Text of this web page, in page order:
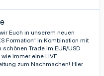
Euch in unserem neuen
Formation" in Kombination mit
Trade im EUR/USD
immer eine LIVE
zum Nachmachen! Hier